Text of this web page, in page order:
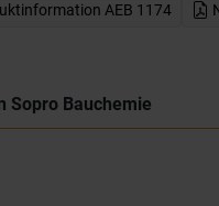
AEB 1174
Sopro Bauchemie